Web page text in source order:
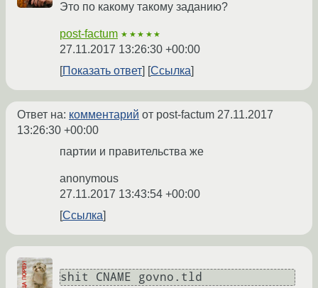
Это по какому такому заданию?
post-factum ★★★★★
27.11.2017 13:26:30 +00:00
Показать ответ
Ссылка
Ответ на: комментарий от post-factum 27.11.2017
13:26:30 +00:00
партии и правительства же
anonymous
27.11.2017 13:43:54 +00:00
Ссылка